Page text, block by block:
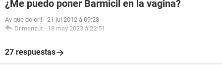
¿Me puedo poner Barmicil en la vagina?
Ay que dolor!! - 21 jul 2012 à 09:28
Dr.manzur - 18 may 2023 à 22:51
27 respuestas